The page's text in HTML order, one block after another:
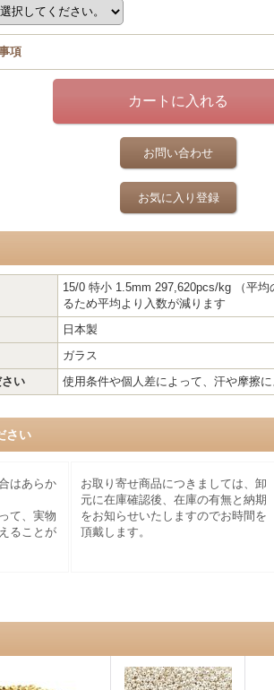
項
お問い合わせ
お気に入り登録
15/0 特小 1.5mm 297,620pcs/kg （平
るため平均より入数が減ります
日本製
ガラス
い
使用条件や個人差によって、汗や摩擦
さい
はあらか
て、実物
ることが
お取り寄せ商品につきましては、卸
元に在庫確認後、在庫の有無と納期
をお知らせいたしますのでお時間を
頂戴します。